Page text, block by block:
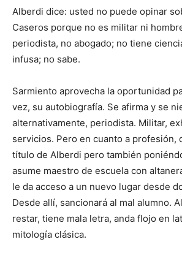
Alberdi dice: usted no puede opinar
Caseros porque no es militar ni
periodista, no abogado; no tiene
infusa; no sabe.
Sarmiento aprovecha la oportunidad
vez, su autobiografía. Se afirma y se
alternativamente, periodista. Militar,
servicios. Pero en cuanto a profesión,
título de Alberdi pero también
asume maestro de escuela con
le da acceso a un nuevo lugar desde
Desde allí, sancionará al mal alumno.
restar, tiene mala letra, anda flojo en
mitología clásica.